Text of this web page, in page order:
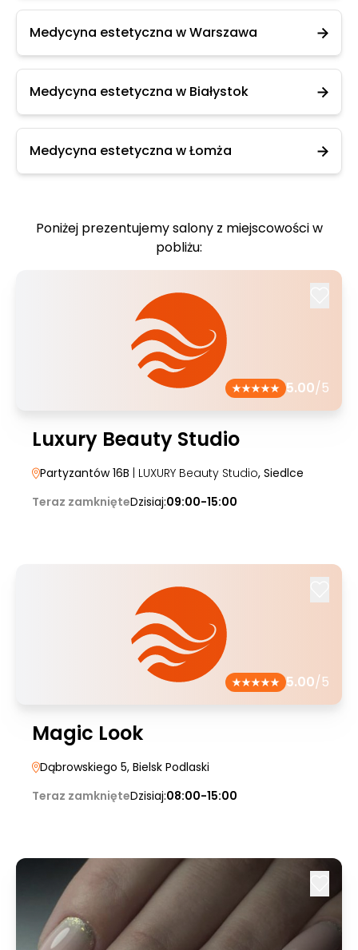
Medycyna estetyczna w Warszawa
Medycyna estetyczna w Białystok
Medycyna estetyczna w Łomża
Poniżej prezentujemy salony z miejscowości w
pobliżu:
5.00/5
Luxury Beauty Studio
Partyzantów 16B | LUXURY Beauty Studio, Siedlce
Teraz zamknięteDzisiaj:09:00-15:00
5.00/5
Magic Look
Dąbrowskiego 5, Bielsk Podlaski
Teraz zamknięteDzisiaj:08:00-15:00